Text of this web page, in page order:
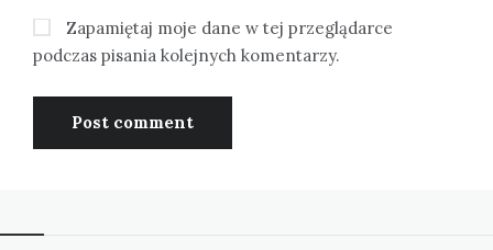
Zapamiętaj moje dane w tej przeglądarce
podczas pisania kolejnych komentarzy.